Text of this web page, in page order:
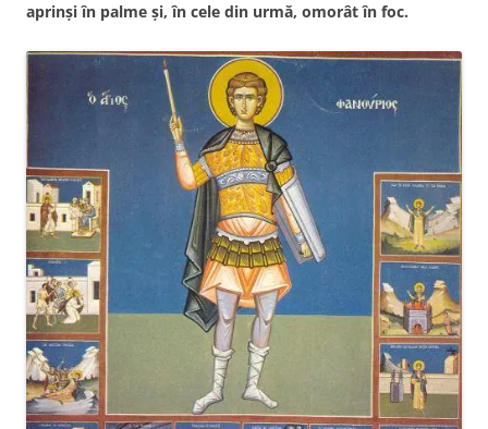
aprinşi în palme şi, în cele din urmă, omorât în foc.